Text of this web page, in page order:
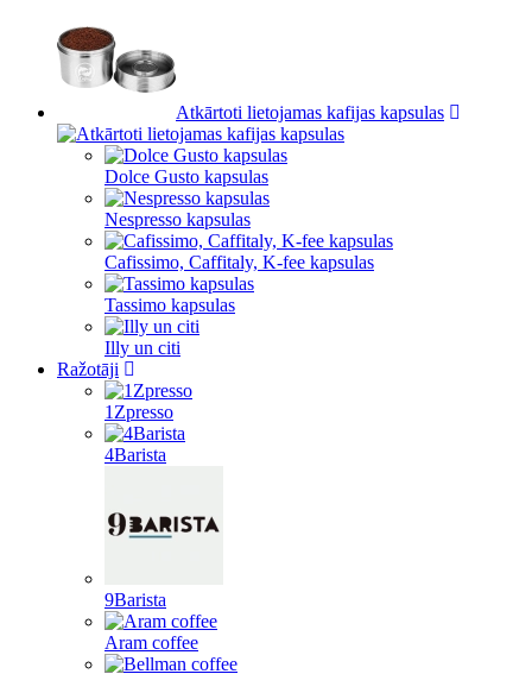
Atkārtoti lietojamas kafijas kapsulas
Dolce Gusto kapsulas
Nespresso kapsulas
Cafissimo, Caffitaly, K-fee kapsulas
Tassimo kapsulas
Illy un citi
Ražotāji
1Zpresso
4Barista
9Barista
Aram coffee